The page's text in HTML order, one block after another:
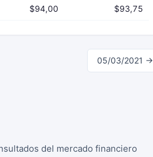
$94,00 $93,75
05/03/2021 →
del mercado financiero